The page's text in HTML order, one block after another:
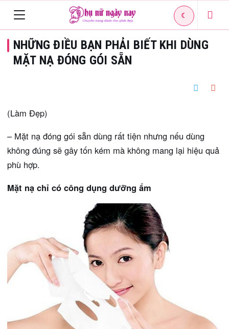
navigation
☾
NHỮNG ĐIỀU BẠN PHẢI BIẾT KHI DÙNG
MẶT NẠ ĐÓNG GÓI SẴN
(Làm Đẹp)
– Mặt nạ đóng gói sẵn dùng rất tiện nhưng nếu dùng
không đúng sẽ gây tốn kém mà không mang lại hiệu quả
phù hợp.
Mặt nạ chỉ có công dụng dưỡng ẩm